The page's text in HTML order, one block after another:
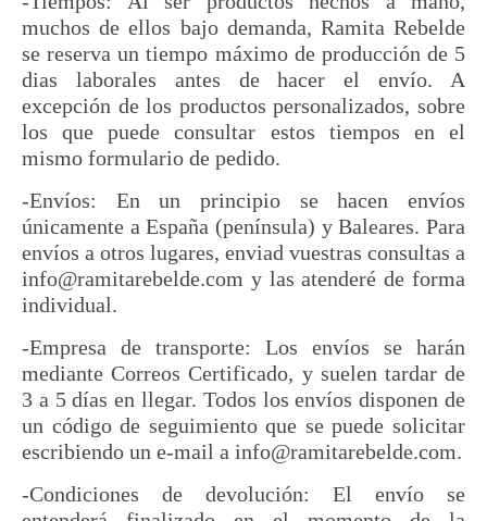
muchos de ellos bajo demanda, Ramita Rebelde
se reserva un tiempo máximo de producción de 5
dias laborales antes de hacer el envío. A
excepción de los productos personalizados, sobre
los que puede consultar estos tiempos en el
mismo formulario de pedido.
-Envíos: En un principio se hacen envíos
únicamente a España (península) y Baleares. Para
envíos a otros lugares, enviad vuestras consultas a
info@ramitarebelde.com y las atenderé de forma
individual.
-Empresa de transporte: Los envíos se harán
mediante Correos Certificado, y suelen tardar de
3 a 5 días en llegar. Todos los envíos disponen de
un código de seguimiento que se puede solicitar
escribiendo un e-mail a info@ramitarebelde.com.
-Condiciones de devolución: El envío se